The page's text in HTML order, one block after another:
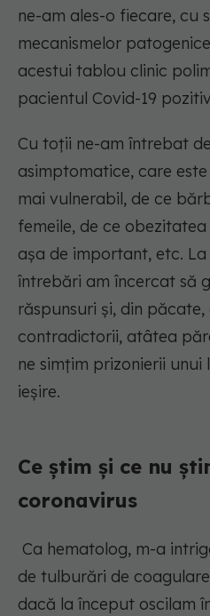
ne-am ales-o fiecare, cu
mecanismelor
acestui tablou clinic
pacientul Covid-19
Cu toții ne-am întrebat
asimptomatice, care
mai vulnerabil, de ce
femeile, de ce
așa de important, etc.
întrebări am încercat să
răspunsuri și, din
contradictorii, atâtea
ne simțim prizonierii
ieșire.
Ce știm și ce nu
coronavirus
Ca hematolog, m-a
de tulburări de
dacă la început oscilam